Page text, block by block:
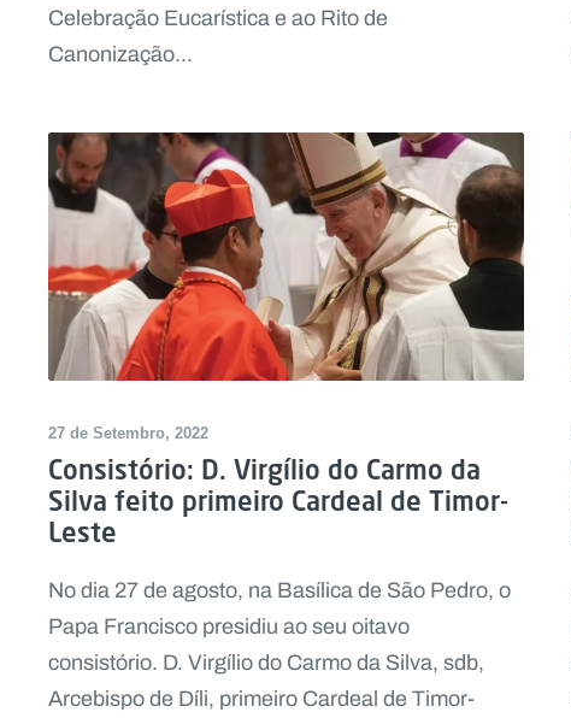
Celebração Eucarística e ao Rito de
Canonização...
27 de Setembro, 2022
Consistório: D. Virgílio do Carmo da
Silva feito primeiro Cardeal de Timor-
Leste
No dia 27 de agosto, na Basílica de São Pedro, o
Papa Francisco presidiu ao seu oitavo
consistório. D. Virgílio do Carmo da Silva, sdb,
Arcebispo de Díli, primeiro Cardeal de Timor-